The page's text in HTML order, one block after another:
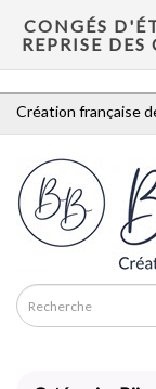
CONGÉS
REPRISE
Création française